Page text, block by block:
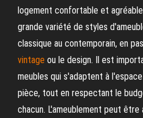
logement confortable et
grande variété de styles
classique au contemporain, en
vintage ou le design. Il est
meubles qui s'adaptent à
pièce, tout en respectant le
chacun. L'ameublement peut